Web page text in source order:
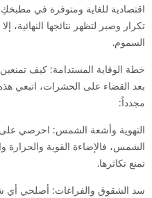
اقتصادية للغاية ومتوفرة في مطبخكِ
تكرار وصبر لتظهر نتائجها النهائية،
السموم.
خطة الوقاية المستدامة: كيف
بعد القضاء على الحشرات، اتبعي
مجدداً:
التهوية وأشعة الشمس: احرصي على
الشمس، فالإضاءة القوية والحرارة
تمنع تكاثرها.
سد الشقوق والفراغات: أصلحي أي